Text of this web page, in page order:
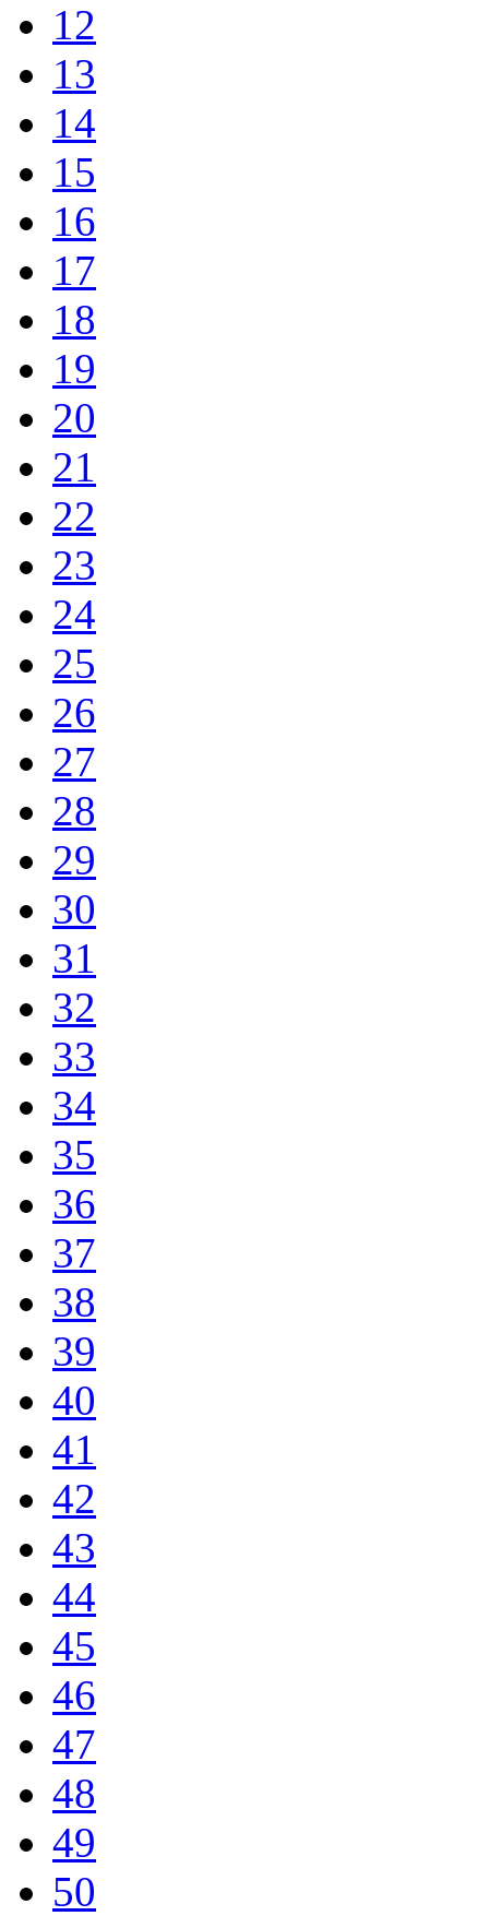
12
13
14
15
16
17
18
19
20
21
22
23
24
25
26
27
28
29
30
31
32
33
34
35
36
37
38
39
40
41
42
43
44
45
46
47
48
49
50